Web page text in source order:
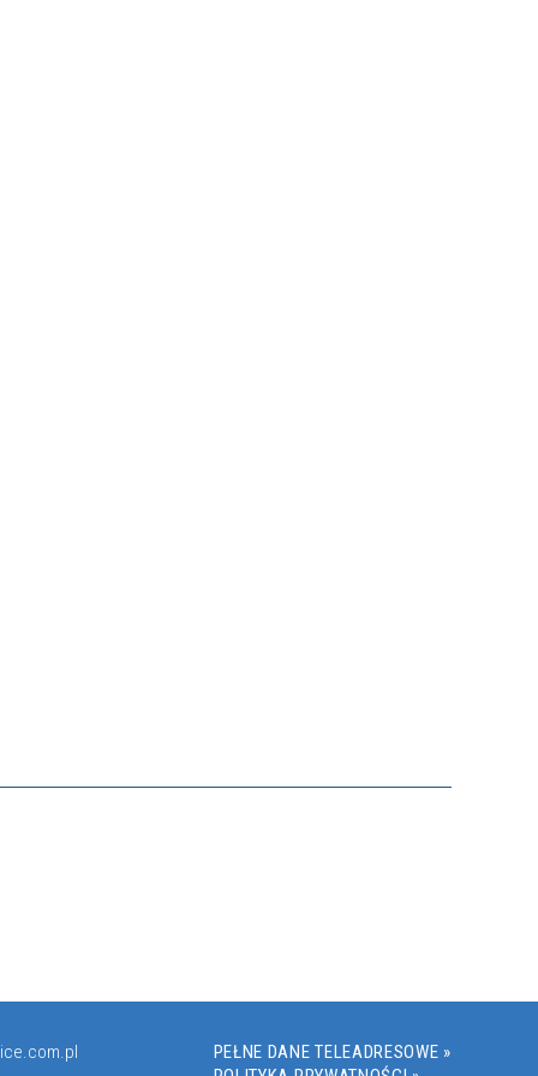
PEŁNE DANE TELEADRESOWE »